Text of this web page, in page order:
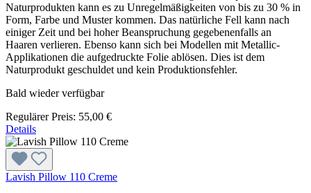
Naturprodukten kann es zu Unregelmäßigkeiten von bis zu 30 % in
Form, Farbe und Muster kommen. Das natürliche Fell kann nach
einiger Zeit und bei hoher Beanspruchung gegebenenfalls an
Haaren verlieren. Ebenso kann sich bei Modellen mit Metallic-
Applikationen die aufgedruckte Folie ablösen. Dies ist dem
Naturprodukt geschuldet und kein Produktionsfehler.
Bald wieder verfügbar
Regulärer Preis: 55,00 €
Details
Lavish Pillow 110 Creme